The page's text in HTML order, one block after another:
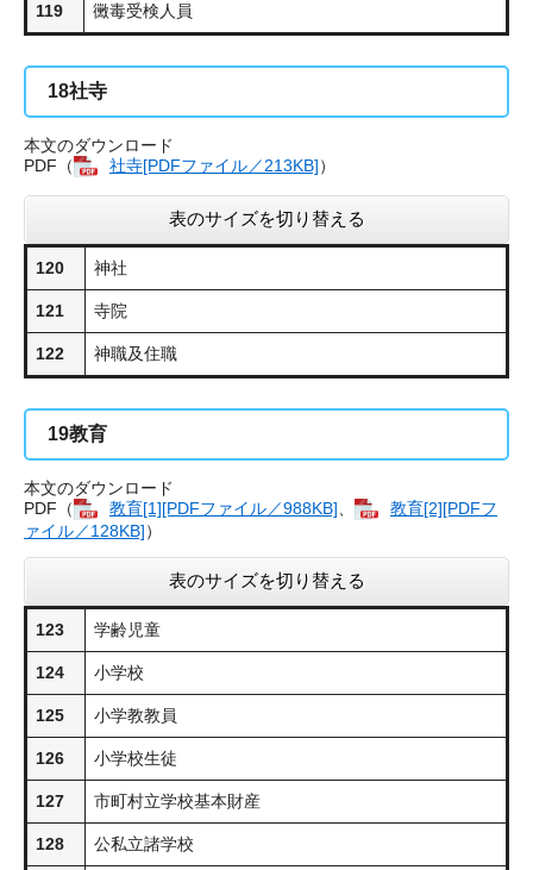
119 黴毒受検人員
18社寺
本文のダウンロード
PDF（
社寺[PDFファイル／213KB]​）
表のサイズを切り替える
120 神社
121 寺院
122 神職及住職
19教育
本文のダウンロード
PDF（
教育​[1][PDFファイル／988KB]
教育​[2][PDFフ
ァイル／128KB]）
表のサイズを切り替える
123 学齢児童
124 小学校
125 小学教教員
126 小学校生徒
127 市町村立学校基本財産
128 公私立諸学校